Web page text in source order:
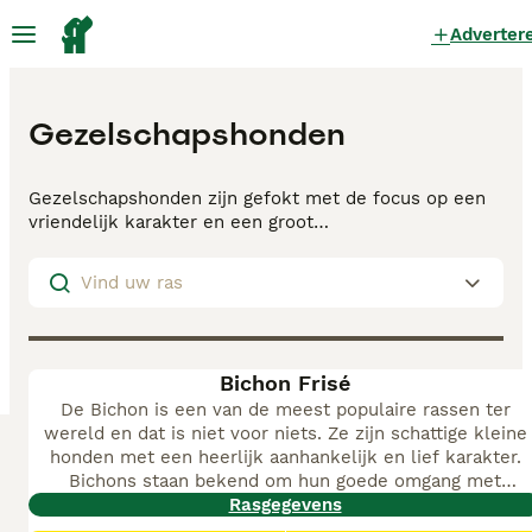
Gezelschapshonden
Gezelschapshonden zijn gefokt met de focus op een
vriendelijk karakter en een groot
Hoewel ze qua bewegingsbehoefte minder veeleisend
zijn dan jacht- of herdershonden, hebben ze een grote
gevoelig zijn voor verlatingsangst. Kopers moeten
sommige rassen verharen nauwelijks maar hebben
regelmatig een trimsalon nodig, terwijl andere rassen
een kortere, makkelijk te onderhouden vacht hebben.
Een stabiele thuisomgeving en voldoende aandacht
zijn de belangrijkste voorwaarden voor het welzijn van
deze loyale en sociale honden.
Bichon Frisé
De Bichon is een van de meest populaire rassen ter
wereld en dat is niet voor niets. Ze zijn schattige kleine
honden met een heerlijk aanhankelijk en lief karakter.
Bichons staan bekend om hun goede omgang met
kinderen, wat een extra voordeel is aangezien veel
Rasgegevens